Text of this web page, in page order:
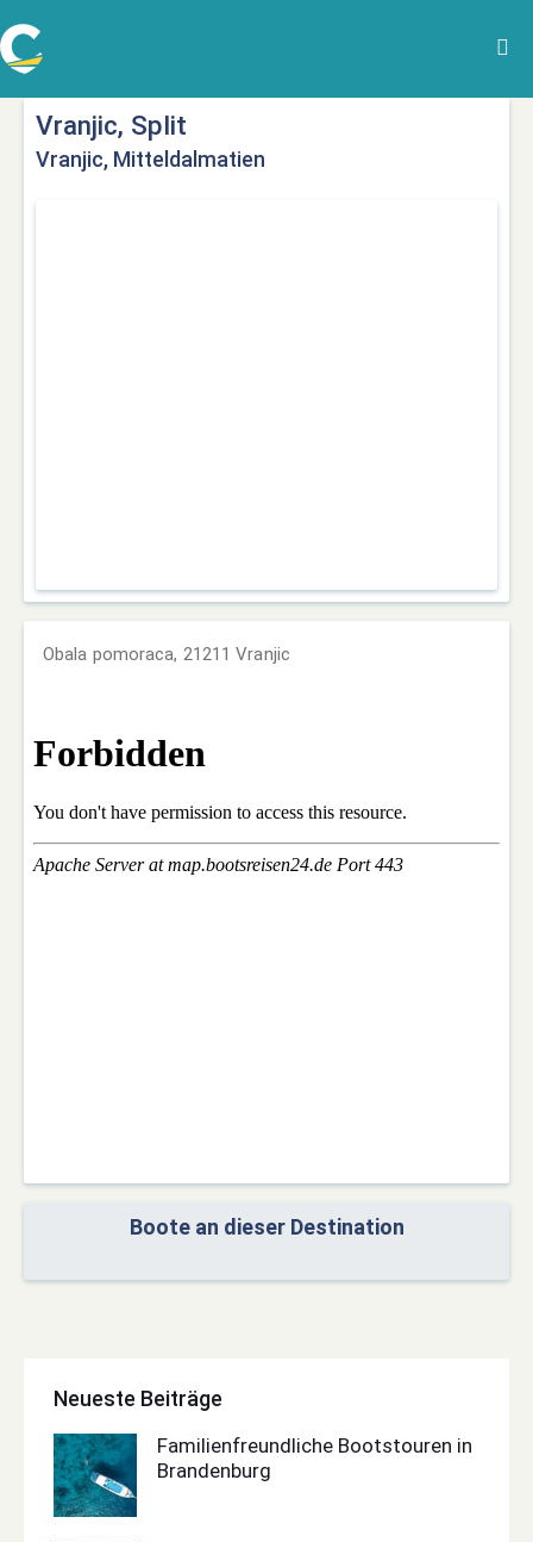
Vranjic, Split
Vranjic, Mitteldalmatien
Obala pomoraca, 21211 Vranjic
Boote an dieser Destination
Neueste Beiträge
Familienfreundliche Bootstouren in
Brandenburg